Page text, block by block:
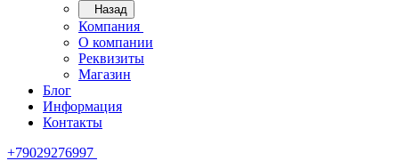
Назад
Компания
О компании
Реквизиты
Магазин
Блог
Информация
Контакты
+79029276997